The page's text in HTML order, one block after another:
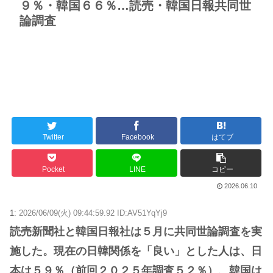
９％・韓国６６％…読売・韓国日報共同世
論調査
Twitter Facebook はてブ
Pocket LINE コピー
2026.06.10
1: 2026/06/09(火) 09:44:59.92 ID:AV51YqYj9
読売新聞社と韓国日報社は５月に共同世論調査を実
施した。現在の日韓関係を「良い」とした人は、日
本は５９％（前回２０２５年調査５２％）、韓国は